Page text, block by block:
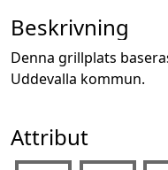
Beskrivning
Denna grillplats
Uddevalla kommun.
Attribut